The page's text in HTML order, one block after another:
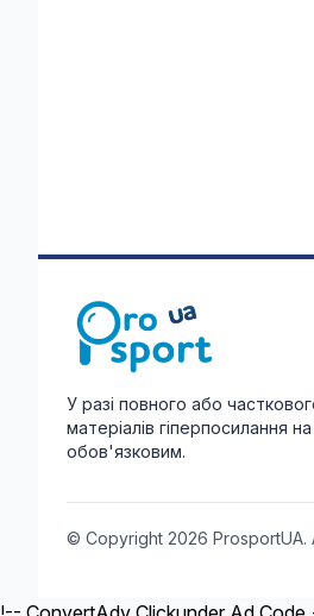
У разі повного або
матеріалів гіперпосилання
обов'язковим.
© Copyright 2026 ProsportUA.